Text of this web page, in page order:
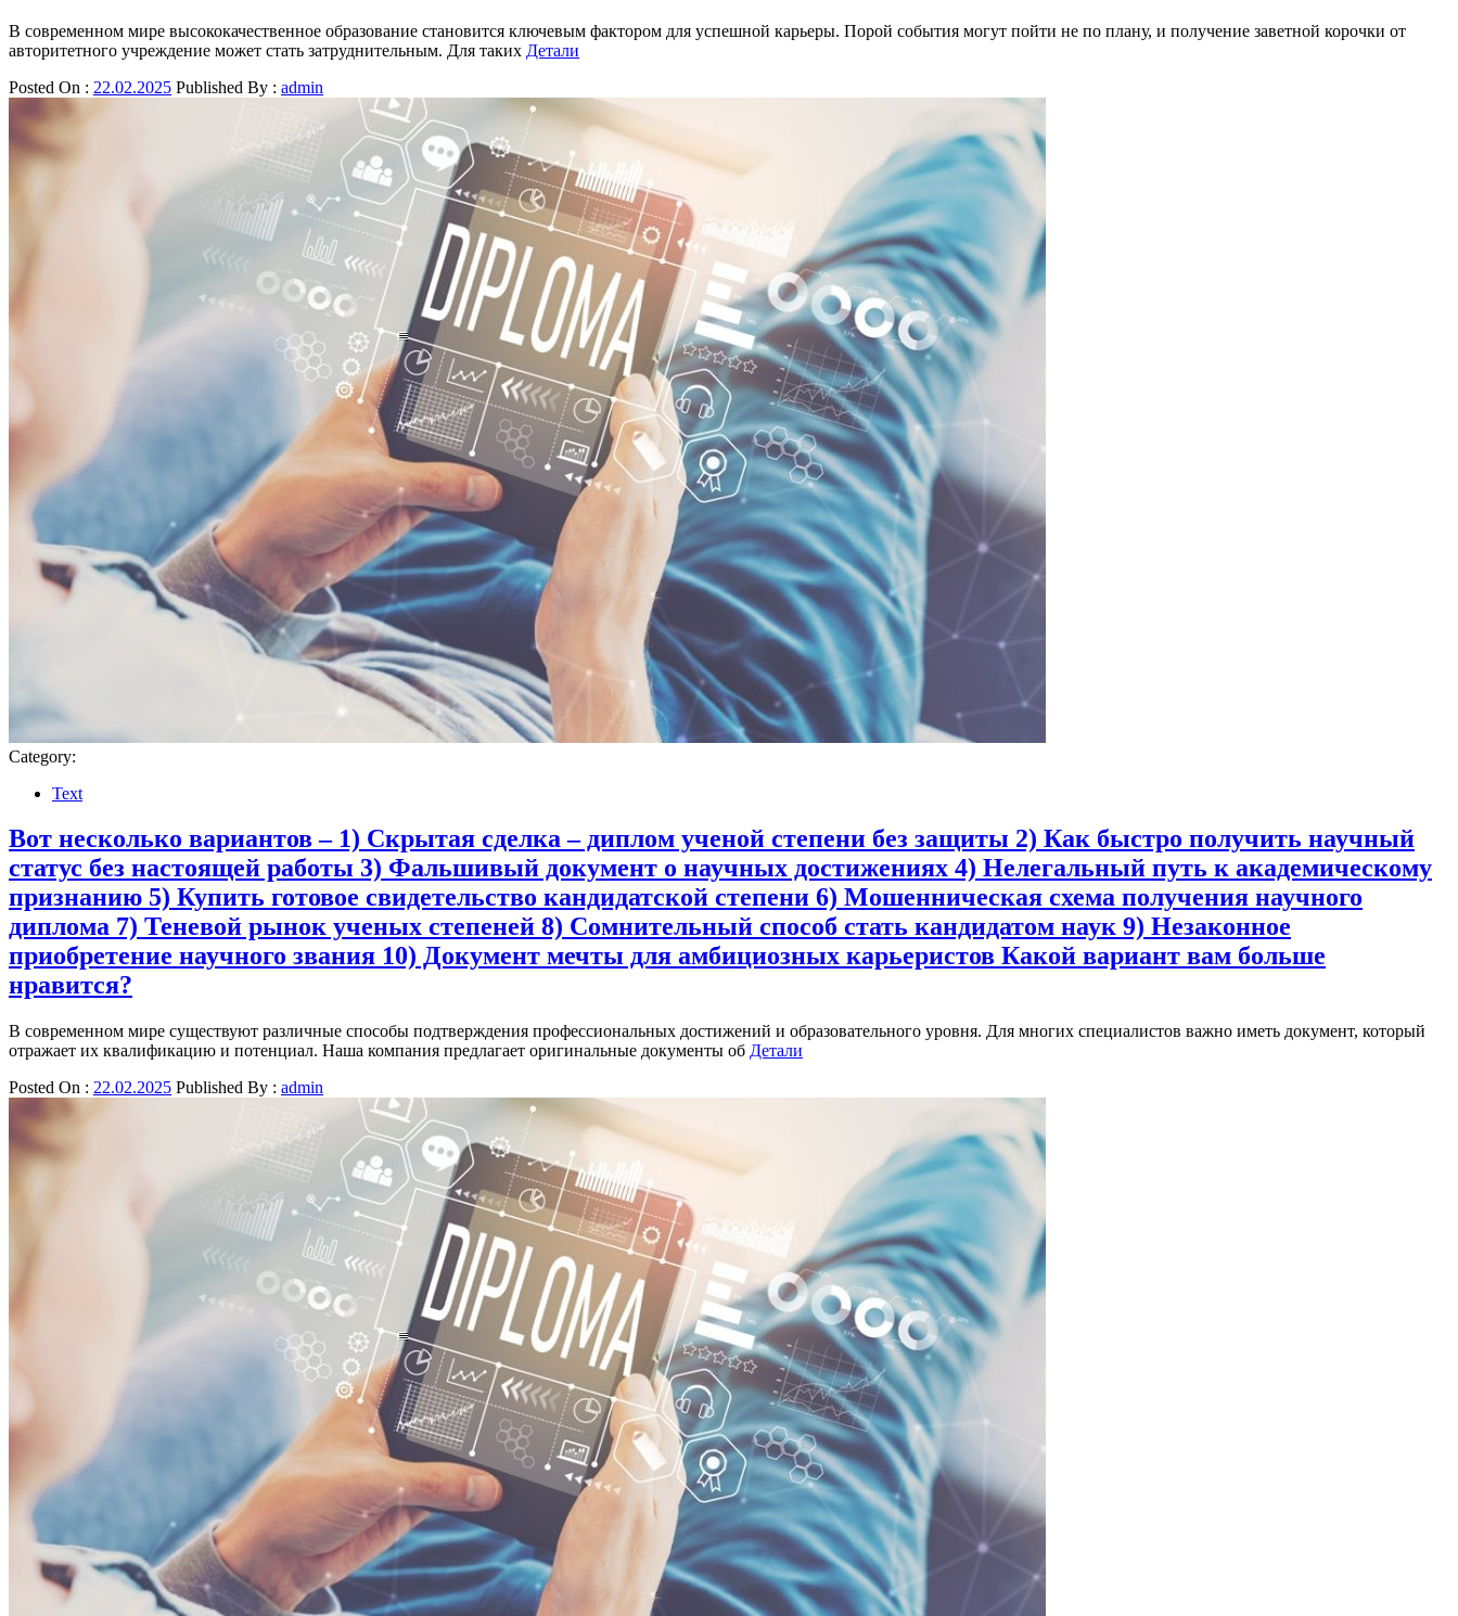
В современном мире высококачественное образование становится ключевым фактором для успешной карьеры. Порой события могут пойти не по плану, и получение заветной корочки от
авторитетного учреждение может стать затруднительным. Для таких Детали
Posted On : 22.02.2025 Published By : admin
Category:
Text
Вот несколько вариантов – 1) Скрытая сделка – диплом ученой степени без защиты 2) Как быстро получить научный
статус без настоящей работы 3) Фальшивый документ о научных достижениях 4) Нелегальный путь к академическому
признанию 5) Купить готовое свидетельство кандидатской степени 6) Мошенническая схема получения научного
диплома 7) Теневой рынок ученых степеней 8) Сомнительный способ стать кандидатом наук 9) Незаконное
приобретение научного звания 10) Документ мечты для амбициозных карьеристов Какой вариант вам больше
нравится?
В современном мире существуют различные способы подтверждения профессиональных достижений и образовательного уровня. Для многих специалистов важно иметь документ, который
отражает их квалификацию и потенциал. Наша компания предлагает оригинальные документы об Детали
Posted On : 22.02.2025 Published By : admin